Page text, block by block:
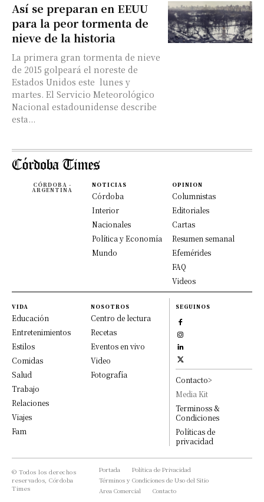
Así se preparan en EEUU
para la peor tormenta de
nieve de la historia
La primera gran tormenta de nieve
de 2015 golpeará el noreste de
Estados Unidos este lunes y
martes. El Servicio Meteorológico
Nacional estadounidense describe
esta...
CÓRDOBA -
ARGENTINA
NOTICIAS
Córdoba
Interior
Nacionales
Política y Economía
Mundo
OPINION
Columnistas
Editoriales
Cartas
Resumen semanal
Efemérides
FAQ
Videos
VIDA
Educación
Entretenimientos
Estilos
Comidas
Salud
Trabajo
Relaciones
Viajes
Fam
NOSOTROS
Centro de lectura
Recetas
Eventos en vivo
Video
Fotografía
SEGUINOS
Contacto>
Media Kit
Terminoss &
Condiciones
Políticas de
privacidad
© Todos los derechos
reservados, Córdoba
Times
Portada
Política de Privacidad
Términos y Condiciones de Uso del Sitio
Area Comercial
Contacto